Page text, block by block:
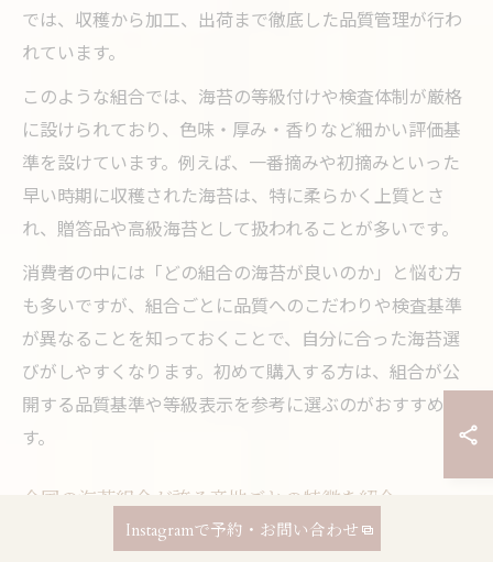
では、収穫から加工、出荷まで徹底した品質管理が行わ
れています。
このような組合では、海苔の等級付けや検査体制が厳格
に設けられており、色味・厚み・香りなど細かい評価基
準を設けています。例えば、一番摘みや初摘みといった
早い時期に収穫された海苔は、特に柔らかく上質とさ
れ、贈答品や高級海苔として扱われることが多いです。
消費者の中には「どの組合の海苔が良いのか」と悩む方
も多いですが、組合ごとに品質へのこだわりや検査基準
が異なることを知っておくことで、自分に合った海苔選
びがしやすくなります。初めて購入する方は、組合が公
開する品質基準や等級表示を参考に選ぶのがおすすめで
す。
全国の海苔組合が誇る産地ごとの特徴を紹介
日本全国には有明、千葉、佐賀、横浜など、地域ごとに
Instagramで予約・お問い合わせ